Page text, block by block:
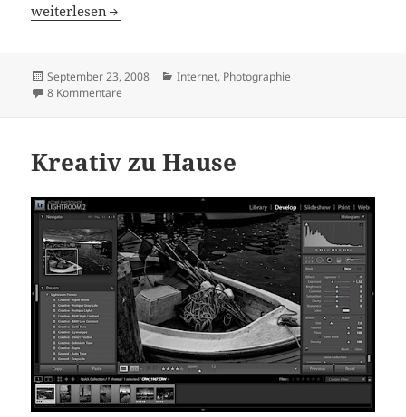
Ärger über Photoblog in WordPress
weiterlesen
Veröffentlicht
am
September 23, 2008 Kategorien
Internet, Photographie
8 Kommentare
Kreativ zu Hause